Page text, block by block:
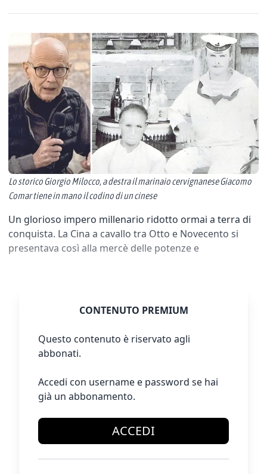
Lo storico Giorgio Milocco, a destra il marinaio cervignanese Giacomo
Comar tiene in mano il codino di un cinese
Un glorioso impero millenario ridotto ormai a terra di
conquista. La Cina a cavallo tra Otto e Novecento si
presentava così alla mercè delle potenze e
CONTENUTO PREMIUM
Questo contenuto è riservato agli
abbonati.
Accedi con username e password se hai
già un abbonamento.
ACCEDI